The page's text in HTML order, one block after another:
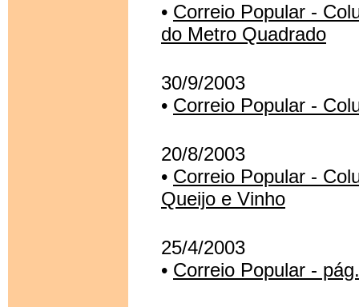
• Correio Popular -
do Metro Quadrado
30/9/2003
• Correio Popular -
20/8/2003
• Correio Popular -
Queijo e Vinho
25/4/2003
• Correio Popular -